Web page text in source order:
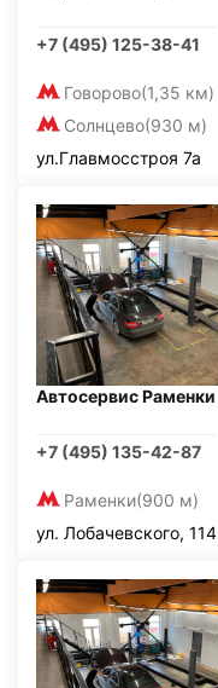
+7 (495) 125-38-41
Говорово(1,35 км)
Солнцево(930 м)
ул.Главмосстроя 7а
Автосервис Раменки
+7 (495) 135-42-87
Раменки(900 м)
ул. Лобачевского, 114